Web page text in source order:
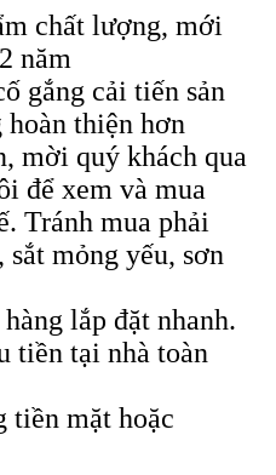
chất lượng, mới
năm
gắng cải tiến sản
hoàn thiện hơn
mời quý khách qua
để xem và mua
Tránh mua phải
mỏng yếu, sơn
lắp đặt nhanh.
tiền tại nhà toàn
tiền mặt hoặc